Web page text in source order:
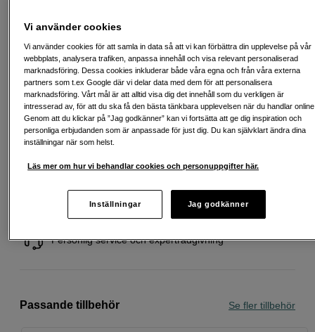
Startavgift 579 SEK, aviavgift 45 SEK/mån tillkommer
Att låna kostar pengar! Om du inte kan betala tillbaka skulden i tid
riskerar du en betalningsanmärkning. Det kan leda till svårigheter att få hyra
bostad, teckna abonnemang och få nya lån. För stöd, vänd dig till budget-
och skuldrådgivningen i din kommun. Kontaktuppgifter finns på
konsumentverket.se (öppnas i ny flik)
Köp nu och betala inom 30 dagar
Personlig service och expertrådgivning
Passande tillbehör Se fler tillbehör
Vi använder cookies
Vi använder cookies för att samla in data så att vi kan förbättra din upplevelse på vår
webbplats, analysera trafiken, anpassa innehåll och visa relevant personaliserad
marknadsföring. Dessa cookies inkluderar både våra egna och från våra externa
partners som t.ex Google där vi delar data med dem för att personalisera
marknadsföring. Vårt mål är att alltid visa dig det innehåll som du verkligen är
intresserad av, för att du ska få den bästa tänkbara upplevelsen när du handlar
Genom att du klickar på ”Jag godkänner” kan vi fortsätta att ge dig inspiration och
personliga erbjudanden som är anpassade för just dig. Du kan självklart ändra dina
inställningar när som helst.
Läs mer om hur vi behandlar cookies och personuppgifter här.
Inställningar Jag godkänner